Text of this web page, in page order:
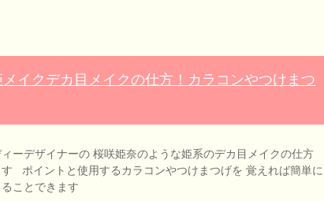
イクデカ目メイクの仕方！カラコンやつけまつ
ーデザイナーの 桜咲姫奈のような姫系のデカ目メイクの仕方
ポイントと使用するカラコンやつけまつげを 覚えれば簡単に
ことできます